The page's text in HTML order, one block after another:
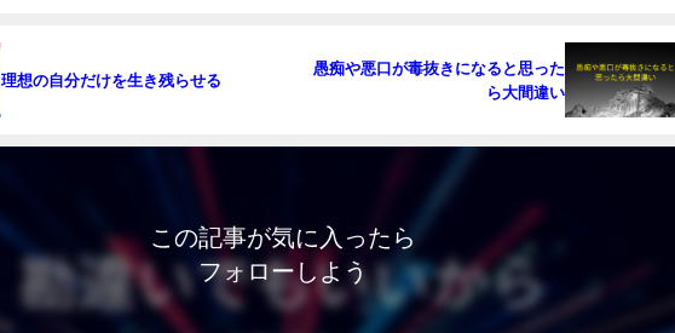
理想の自分だけを生き残らせる
愚痴や悪口が毒抜きになると思った
ら大間違い
この記事が気に入ったら
フォローしよう